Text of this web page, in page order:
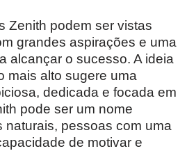
Zenith podem ser vistas
grandes aspirações e uma
alcançar o sucesso. A ideia
mais alto sugere uma
dedicada e focada em
pode ser um nome
naturais, pessoas com uma
de motivar e